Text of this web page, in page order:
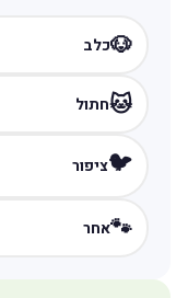
🐶כלב
🐱חתול
🐦ציפור
🐾אחר